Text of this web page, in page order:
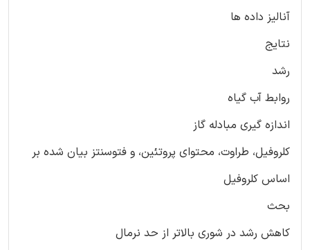
آنالیز داده ها
نتایج
رشد
روابط آب گیاه
اندازه گیری مبادله گاز
کلروفیل، طراوت، محتوای پروتئین، و فتوسنتز بیان شده بر
اساس کلروفیل
بحث
کاهش رشد در شوری بالاتر از حد نرمال